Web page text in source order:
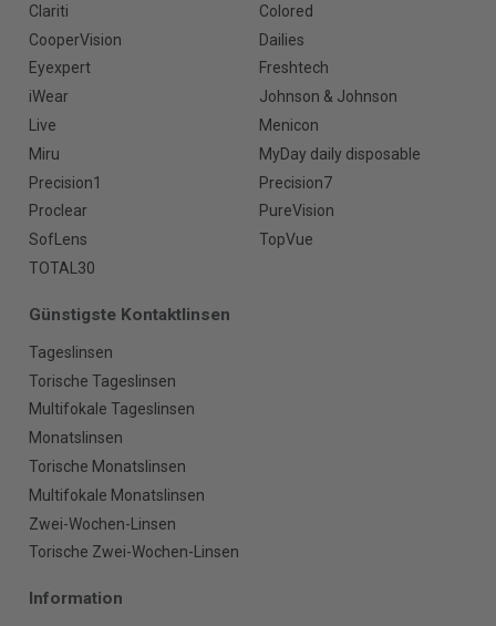
Clariti
Colored
CooperVision
Dailies
Eyexpert
Freshtech
iWear
Johnson & Johnson
Live
Menicon
Miru
MyDay daily disposable
Precision1
Precision7
Proclear
PureVision
SofLens
TopVue
TOTAL30
Günstigste Kontaktlinsen
Tageslinsen
Torische Tageslinsen
Multifokale Tageslinsen
Monatslinsen
Torische Monatslinsen
Multifokale Monatslinsen
Zwei-Wochen-Linsen
Torische Zwei-Wochen-Linsen
Information